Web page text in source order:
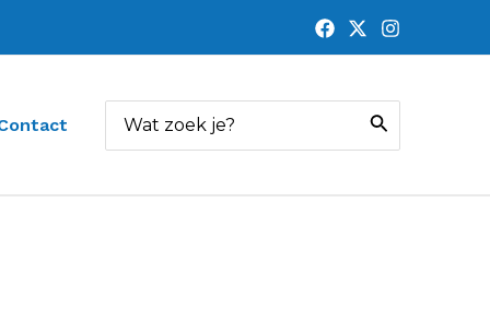
naar: